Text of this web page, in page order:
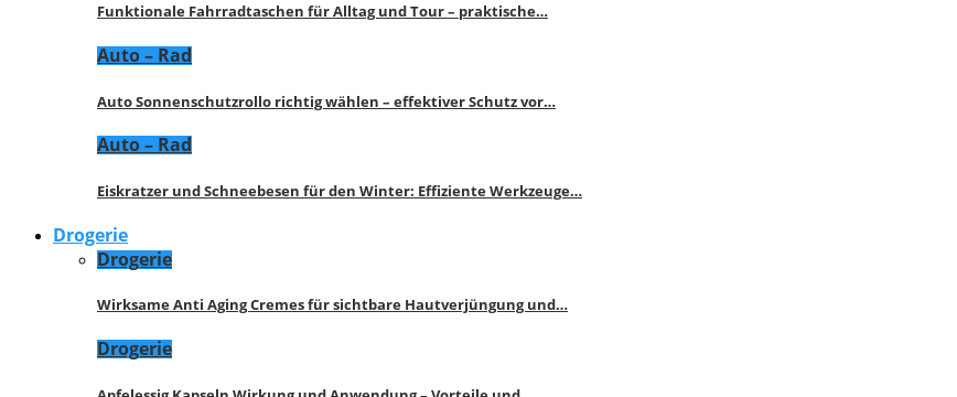
Funktionale Fahrradtaschen für Alltag und Tour – praktische…
Auto – Rad
Auto Sonnenschutzrollo richtig wählen – effektiver Schutz vor…
Auto – Rad
Eiskratzer und Schneebesen für den Winter: Effiziente Werkzeuge…
Drogerie
Drogerie
Wirksame Anti Aging Cremes für sichtbare Hautverjüngung und…
Drogerie